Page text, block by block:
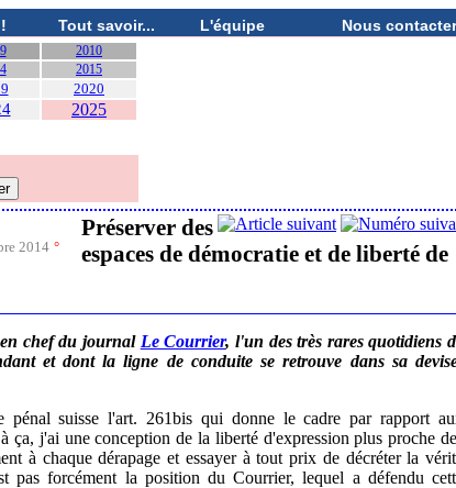
Tout savoir... L'équipe Nous contacter
2010
2015
2020
2025
2014 °
Préserver des
espaces de démocratie et de liberté de
chef du journal Le Courrier, l'un des très rares quotidiens
et dont la ligne de conduite se retrouve dans sa
suisse l'art. 261bis qui donne le cadre par rapport
ça, j'ai une conception de la liberté d'expression plus proche
à chaque dérapage et essayer à tout prix de décréter la
pas forcément la position du Courrier, lequel a défendu